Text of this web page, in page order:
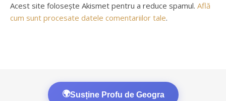
Acest site folosește Akismet pentru a reduce spamul. Află
cum sunt procesate datele comentariilor tale.
🌍Susține Profu de Geogra